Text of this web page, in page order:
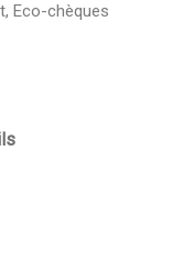
Eco-chèques